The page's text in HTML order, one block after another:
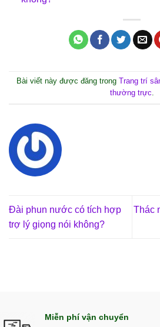
Bài viết này được đăng trong Trang trí
thường trực.
Đài phun nước có tích hợp
trợ lý giọng nói không?
Thác
Miễn phí vận chuyển